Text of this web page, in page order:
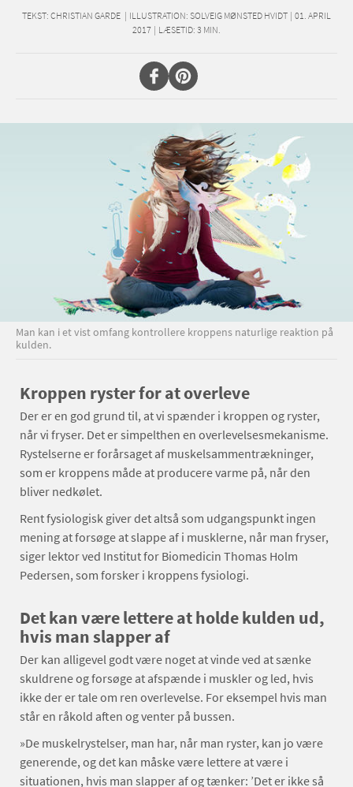
TEKST: CHRISTIAN GARDE | ILLUSTRATION: SOLVEIG MØNSTED HVIDT | 01. APRIL
2017 | LÆSETID: 3 MIN.
Man kan i et vist omfang kontrollere kroppens naturlige reaktion på
kulden.
Kroppen ryster for at overleve
Der er en god grund til, at vi spænder i kroppen og ryster,
når vi fryser. Det er simpelthen en overlevelsesmekanisme.
Rystelserne er forårsaget af muskelsammentrækninger,
som er kroppens måde at producere varme på, når den
bliver nedkølet.
Rent fysiologisk giver det altså som udgangspunkt ingen
mening at forsøge at slappe af i musklerne, når man fryser,
siger lektor ved Institut for Biomedicin Thomas Holm
Pedersen, som forsker i kroppens fysiologi.
Det kan være lettere at holde kulden ud,
hvis man slapper af
Der kan alligevel godt være noget at vinde ved at sænke
skuldrene og forsøge at afspænde i muskler og led, hvis
ikke der er tale om ren overlevelse. For eksempel hvis man
står en råkold aften og venter på bussen.
»De muskelrystelser, man har, når man ryster, kan jo være
generende, og det kan måske være lettere at være i
situationen, hvis man slapper af og tænker: ’Det er ikke så